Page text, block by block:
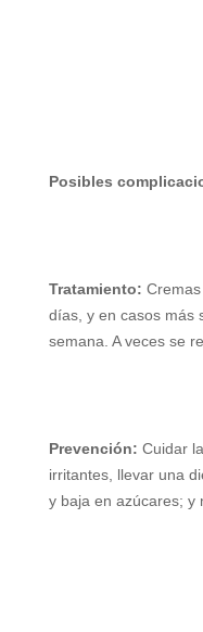
Posibles
Tratamiento:
días, y en casos más
semana. A veces se
Prevención: Cuidar
irritantes, llevar una
y baja en azúcares; y